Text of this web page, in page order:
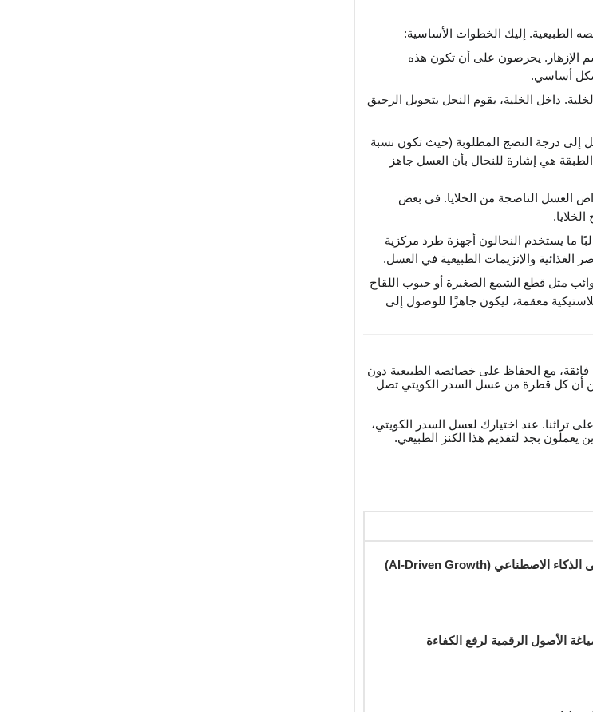
الطبيعية. إليك الخطوات الأساسية:
الإزهار. يحرصون على أن تكون هذه
أساسي.
داخل الخلية، يقوم النحل بتحويل الرحيق
إلى درجة النضج المطلوبة (حيث تكون نسبة
هي إشارة للنحال بأن العسل جاهز
العسل الناضجة من الخلايا. في بعض
ما يستخدم النحالون أجهزة طرد مركزية
والإنزيمات الطبيعية في العسل.
مثل قطع الشمع الصغيرة أو حبوب اللقاح
معقمة، ليكون جاهزًا للوصول إلى
مع الحفاظ على خصائصه الطبيعية دون
أن كل قطرة من عسل السدر الكويتي تصل
تراثنا. عند اختيارك لعسل السدر الكويتي،
يعملون بجد لتقديم هذا الكنز الطبيعي.
دليل المديرين التنفيذيين للتحول نحو التسويق المعتمد على الذكاء الاصطناعي (AI-Driven Growth)
الأصول الرقمية لرفع الكفاءة